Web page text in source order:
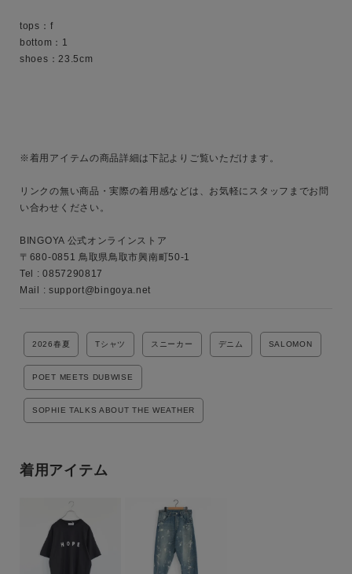
サイズ
ブランド
tops：f
bottom：1
shoes：23.5cm
※着用アイテムの商品詳細は下記よりご覧いただけます。
リンクの無い商品・実際の着用感などは、お気軽にスタッフまでお問
い合わせください。
BINGOYA 公式オンラインストア
〒680-0851 鳥取県鳥取市興南町50-1
Tel : 0857290817
2026春夏 Tシャツ スニーカー デニム SALOMON
POET MEETS DUBWISE
SOPHIE TALKS ABOUT THE WEATHER
着用アイテム